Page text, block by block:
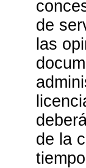
de
las
de la